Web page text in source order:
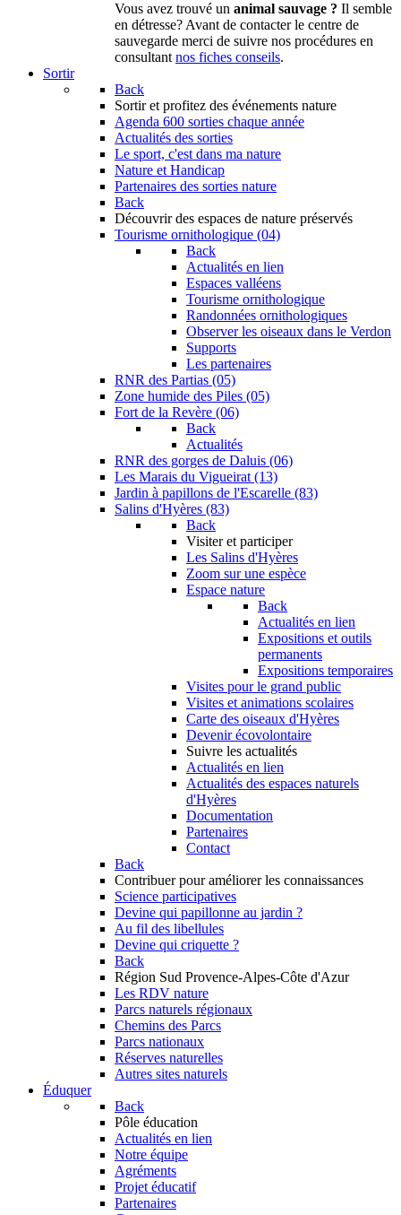
Vous avez trouvé un animal sauvage ? Il semble
en détresse? Avant de contacter le centre de
sauvegarde merci de suivre nos procédures en
consultant nos fiches conseils.
Sortir
Back
Sortir et profitez des événements nature
Agenda 600 sorties chaque année
Actualités des sorties
Le sport, c'est dans ma nature
Nature et Handicap
Partenaires des sorties nature
Back
Découvrir des espaces de nature préservés
Tourisme ornithologique (04)
Back
Actualités en lien
Espaces valléens
Tourisme ornithologique
Randonnées ornithologiques
Observer les oiseaux dans le Verdon
Supports
Les partenaires
RNR des Partias (05)
Zone humide des Piles (05)
Fort de la Revère (06)
Back
Actualités
RNR des gorges de Daluis (06)
Les Marais du Vigueirat (13)
Jardin à papillons de l'Escarelle (83)
Salins d'Hyères (83)
Back
Visiter et participer
Les Salins d'Hyères
Zoom sur une espèce
Espace nature
Back
Actualités en lien
Expositions et outils
permanents
Expositions temporaires
Visites pour le grand public
Visites et animations scolaires
Carte des oiseaux d'Hyères
Devenir écovolontaire
Suivre les actualités
Actualités en lien
Actualités des espaces naturels
d'Hyères
Documentation
Partenaires
Contact
Back
Contribuer pour améliorer les connaissances
Science participatives
Devine qui papillonne au jardin ?
Au fil des libellules
Devine qui criquette ?
Back
Région Sud Provence-Alpes-Côte d'Azur
Les RDV nature
Parcs naturels régionaux
Chemins des Parcs
Parcs nationaux
Réserves naturelles
Autres sites naturels
Éduquer
Back
Pôle éducation
Actualités en lien
Notre équipe
Agréments
Projet éducatif
Partenaires